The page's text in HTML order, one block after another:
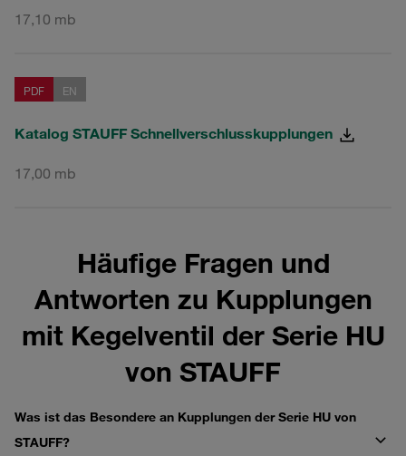
17,10 mb
PDF EN
Katalog STAUFF Schnellverschlusskupplungen
17,00 mb
Häufige Fragen und
Antworten zu Kupplungen
mit Kegelventil der Serie HU
von STAUFF
Was ist das Besondere an Kupplungen der Serie HU von
STAUFF?